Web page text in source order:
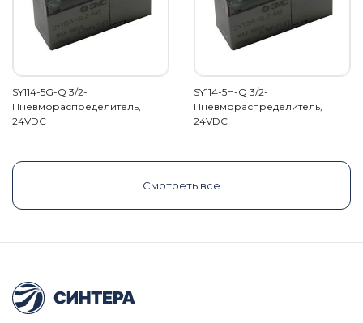
SY114-5G-Q 3/2-
Пневмораспределитель,
24VDC
SY114-5H-Q 3/2-
Пневмораспределитель,
24VDC
Смотреть все